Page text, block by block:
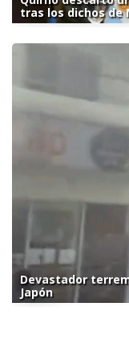
tras los dichos de
Devastador
Japón